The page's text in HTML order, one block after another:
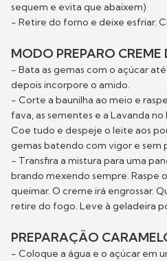
sequem e evita que abaixem)
- Retire do forno e deixe esfriar.
MODO PREPARO
- Bata as gemas com o açúcar
depois incorpore o amido.
- Corte a baunilha ao meio e
fava, as sementes e a Lavanda
Coe tudo e despeje o leite aos
gemas batendo com vigor e sem
- Transfira a mistura para uma
brando mexendo sempre. Raspe
queimar. O creme irá engrossar.
retire do fogo. Leve à geladeira
PREPARAÇÃO
- Coloque a água e o açúcar em